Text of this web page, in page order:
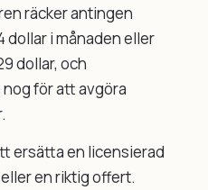
räcker antingen
dollar i månaden eller
dollar, och
för att avgöra
ersätta en licensierad
en riktig offert.